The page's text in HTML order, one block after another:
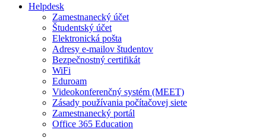
Helpdesk
Zamestnanecký účet
Študentský účet
Elektronická pošta
Adresy e-mailov študentov
Bezpečnostný certifikát
WiFi
Eduroam
Videokonferenčný systém (MEET)
Zásady používania počítačovej siete
Zamestnanecký portál
Office 365 Education